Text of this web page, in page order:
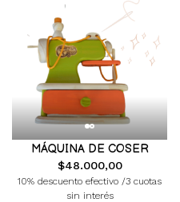
MÁQUINA DE COSER
$48.000,00
10% descuento efectivo /3 cuotas
sin interés